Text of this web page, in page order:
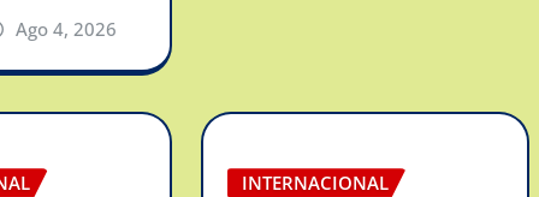
Ago 4, 2026
INTERNACIONAL